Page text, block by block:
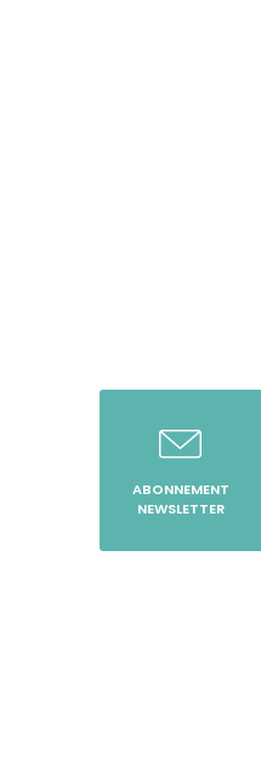
ABONNEMENT
NEWSLETTER